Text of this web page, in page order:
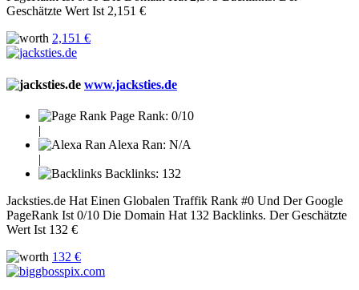
Geschätzte Wert Ist 2,151 €
2,151 €
www.jacksties.de
Page Rank: 0/10
|
Alexa Ran: N/A
|
Backlinks: 132
Jacksties.de Hat Einen Globalen Traffik Rank #0 Und Der Google
PageRank Ist 0/10 Die Domain Hat 132 Backlinks. Der Geschätzte
Wert Ist 132 €
132 €